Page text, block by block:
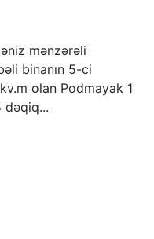
mənzərəli
binanın 5-ci
olan Podmayak 1
dəqiq...